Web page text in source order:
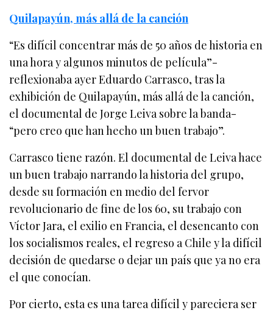
Quilapayún, más allá de la canción
“Es difícil concentrar más de 50 años de historia en
una hora y algunos minutos de película”-
reflexionaba ayer Eduardo Carrasco, tras la
exhibición de Quilapayún, más allá de la canción,
el documental de Jorge Leiva sobre la banda-
“pero creo que han hecho un buen trabajo”.
Carrasco tiene razón. El documental de Leiva hace
un buen trabajo narrando la historia del grupo,
desde su formación en medio del fervor
revolucionario de fine de los 60, su trabajo con
Víctor Jara, el exilio en Francia, el desencanto con
los socialismos reales, el regreso a Chile y la difícil
decisión de quedarse o dejar un país que ya no era
el que conocían.
Por cierto, esta es una tarea difícil y pareciera ser